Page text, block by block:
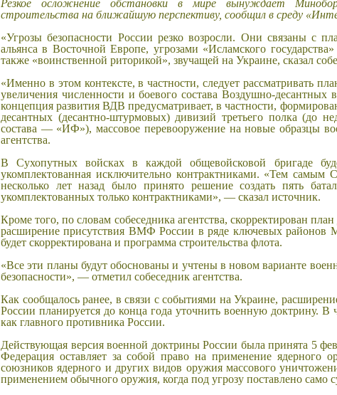
Резкое осложнение обстановки в мире вынуждает
строительства на ближайшую перспективу, сообщил в среду
«Угрозы безопасности России резко возросли. Они связаны с
альянса в Восточной Европе, угрозами «Исламского
также «воинственной риторикой», звучащей на Украине, сказал
«Именно в этом контексте, в частности, следует рассматривать
увеличения численности и боевого состава Воздушно-
концепция развития ВДВ предусматривает, в частности,
десантных (десантно-штурмовых) дивизий третьего полка (до
состава — «ИФ»), массовое перевооружение на новые образцы
агентства.
В Сухопутных войсках в каждой общевойсковой бригаде
укомплектованная исключительно контрактниками. «Тем
несколько лет назад было принято решение создать пять
укомплектованных только контрактниками», — сказал источник.
Кроме того, по словам собеседника агентства, скорректирован
расширение присутствия ВМФ России в ряде ключевых районов
будет скорректирована и программа строительства флота.
«Все эти планы будут обоснованы и учтены в новом варианте
безопасности», — отметил собеседник агентства.
Как сообщалось ранее, в связи с событиями на Украине,
России планируется до конца года уточнить военную доктрину.
как главного противника России.
Действующая версия военной доктрины России была принята 5
Федерация оставляет за собой право на применение ядерного
союзников ядерного и других видов оружия массового
применением обычного оружия, когда под угрозу поставлено само